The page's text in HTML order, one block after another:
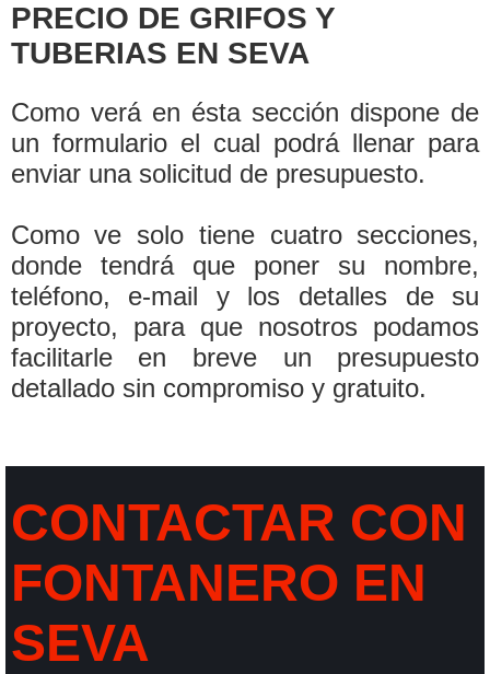
PRECIO DE GRIFOS Y
TUBERIAS EN SEVA
Como verá en ésta sección dispone de
un formulario el cual podrá llenar para
enviar una solicitud de presupuesto.
Como ve solo tiene cuatro secciones,
donde tendrá que poner su nombre,
teléfono, e-mail y los detalles de su
proyecto, para que nosotros podamos
facilitarle en breve un presupuesto
detallado sin compromiso y gratuito.
CONTACTAR CON
FONTANERO EN
SEVA